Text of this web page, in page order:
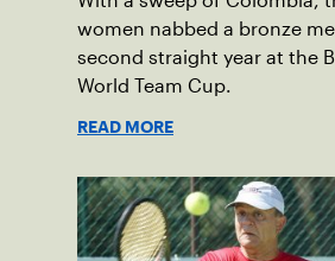
women nabbed a bronze
second straight year at the
World Team Cup.
READ MORE